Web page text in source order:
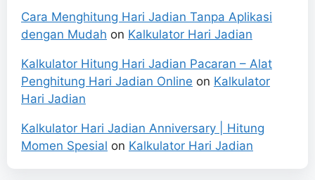
Cara Menghitung Hari Jadian Tanpa Aplikasi
dengan Mudah on Kalkulator Hari Jadian
Kalkulator Hitung Hari Jadian Pacaran – Alat
Penghitung Hari Jadian Online on Kalkulator
Hari Jadian
Kalkulator Hari Jadian Anniversary | Hitung
Momen Spesial on Kalkulator Hari Jadian